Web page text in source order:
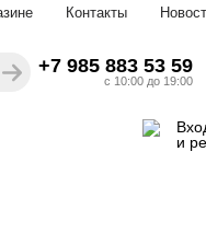
Контакты
+7 985 883 53 59
с 10:00 до 19:00
и